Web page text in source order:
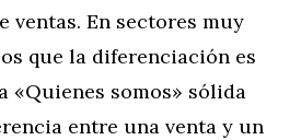
ventas. En sectores muy
que la diferenciación es
«Quienes somos» sólida
entre una venta y un